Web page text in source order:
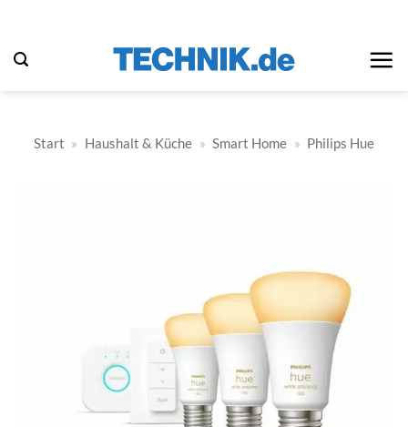
springen
Start » Haushalt & Küche » Smart Home » Philips Hue